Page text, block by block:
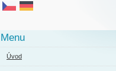
Menu
Úvod